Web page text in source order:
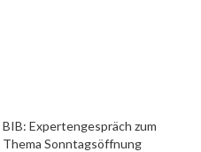
BIB: Expertengespräch zum
Thema Sonntagsöffnung